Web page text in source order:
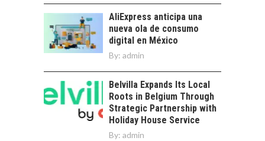
AliExpress anticipa una
nueva ola de consumo
digital en México
By: admin
Belvilla Expands Its Local
Roots in Belgium Through
Strategic Partnership with
Holiday House Service
By: admin